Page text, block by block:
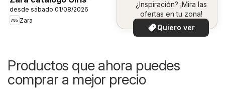
desde sábado 01/08/2026
Zara
¿Inspiración? ¡Mira las
ofertas en tu zona!
Quiero ver
Productos que ahora puedes
comprar a mejor precio